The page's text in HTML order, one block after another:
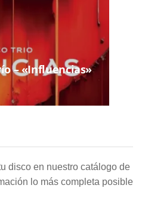
– «Influencias»
disco en nuestro catálogo de
lo más completa posible